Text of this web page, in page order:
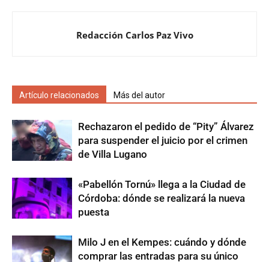
Redacción Carlos Paz Vivo
Artículo relacionados Más del autor
Rechazaron el pedido de “Pity” Álvarez
para suspender el juicio por el crimen
de Villa Lugano
«Pabellón Tornú» llega a la Ciudad de
Córdoba: dónde se realizará la nueva
puesta
Milo J en el Kempes: cuándo y dónde
comprar las entradas para su único